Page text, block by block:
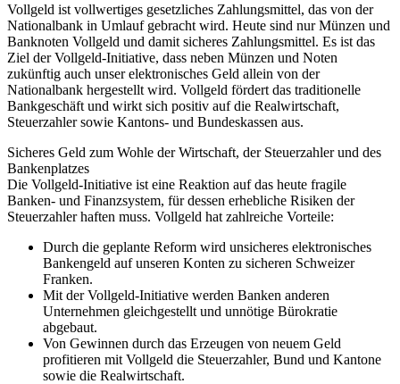
Vollgeld ist vollwertiges gesetzliches Zahlungsmittel, das von der
Nationalbank in Umlauf gebracht wird. Heute sind nur Münzen und
Banknoten Vollgeld und damit sicheres Zahlungsmittel. Es ist das
Ziel der Vollgeld-Initiative, dass neben Münzen und Noten
zukünftig auch unser elektronisches Geld allein von der
Nationalbank hergestellt wird. Vollgeld fördert das traditionelle
Bankgeschäft und wirkt sich positiv auf die Realwirtschaft,
Steuerzahler sowie Kantons- und Bundeskassen aus.
Sicheres Geld zum Wohle der Wirtschaft, der Steuerzahler und des
Bankenplatzes
Die Vollgeld-Initiative ist eine Reaktion auf das heute fragile
Banken- und Finanzsystem, für dessen erhebliche Risiken der
Steuerzahler haften muss. Vollgeld hat zahlreiche Vorteile:
Durch die geplante Reform wird unsicheres elektronisches
Bankengeld auf unseren Konten zu sicheren Schweizer
Franken.
Mit der Vollgeld-Initiative werden Banken anderen
Unternehmen gleichgestellt und unnötige Bürokratie
abgebaut.
Von Gewinnen durch das Erzeugen von neuem Geld
profitieren mit Vollgeld die Steuerzahler, Bund und Kantone
sowie die Realwirtschaft.